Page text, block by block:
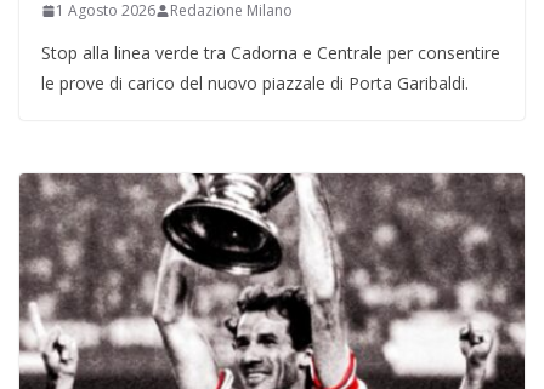
1 Agosto 2026 Redazione Milano
Stop alla linea verde tra Cadorna e Centrale per consentire
le prove di carico del nuovo piazzale di Porta Garibaldi.